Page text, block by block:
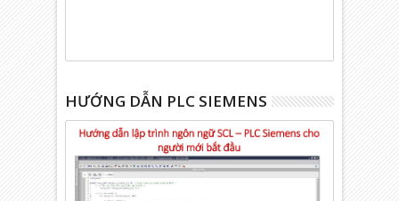
HƯỚNG DẪN PLC SIEMENS